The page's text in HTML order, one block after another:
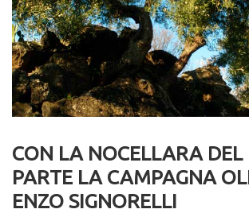
CON LA NOCELLARA DEL
PARTE LA CAMPAGNA
ENZO SIGNORELLI